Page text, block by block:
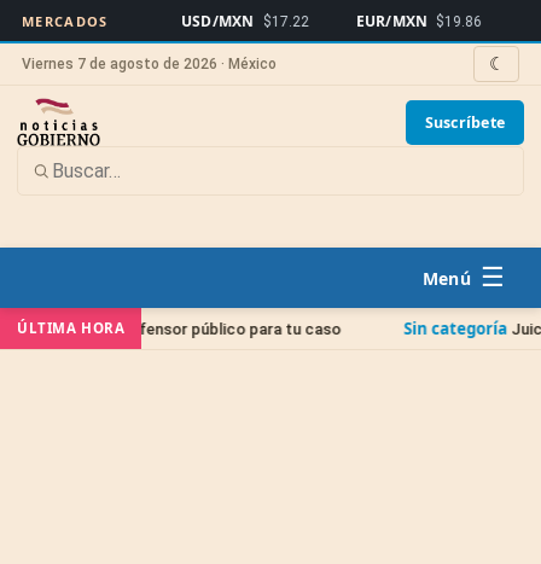
MERCADOS USD/MXN $17.22 EUR/MXN $19.86
Viernes 7 de agosto de 2026 · México ☾
Suscríbete
☰
ÚLTIMA HORA
defensor público para tu caso Sin categoría Juicio de Amparo: